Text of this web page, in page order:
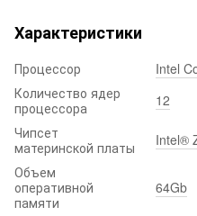
Характеристики
Процессор
Intel
Количество ядер
процессора
12
Чипсет
материнской платы
Intel®
Объем
оперативной
памяти
64Gb